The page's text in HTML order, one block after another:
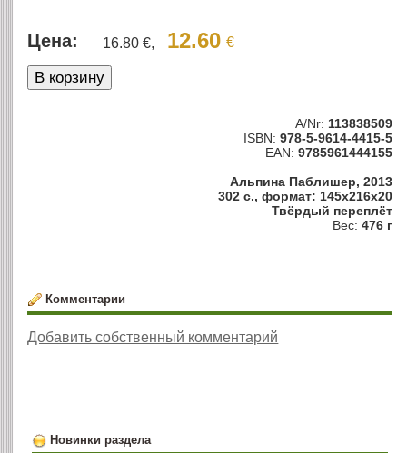
Цена: 16.80 €, 12.60 €
A/Nr: 113838509
ISBN: 978-5-9614-4415-5
EAN: 9785961444155
Альпина Паблишер, 2013
302 с., формат: 145x216x20
Твёрдый переплёт
Вес: 476 г
Комментарии
Добавить собственный комментарий
Новинки раздела